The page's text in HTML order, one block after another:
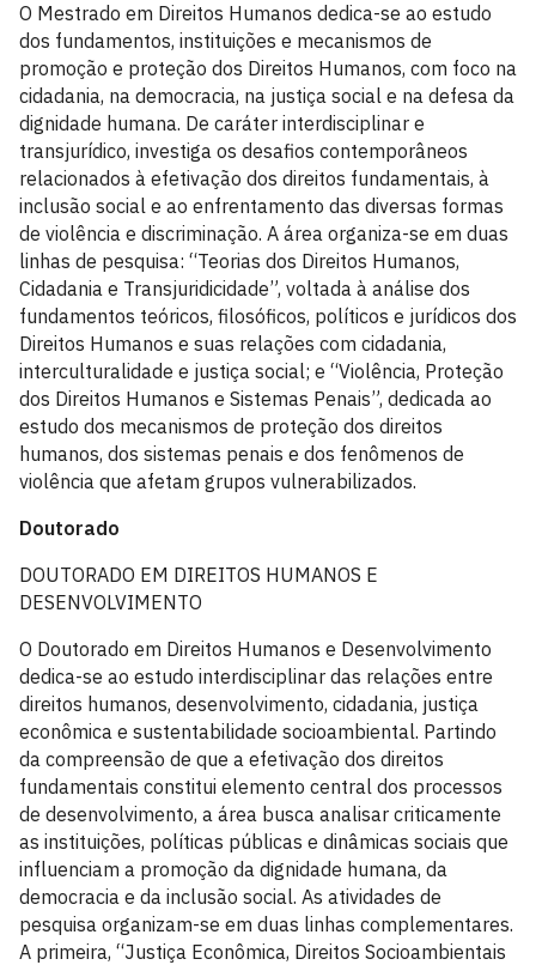
O Mestrado em Direitos Humanos dedica-se ao estudo
dos fundamentos, instituições e mecanismos de
promoção e proteção dos Direitos Humanos, com foco na
cidadania, na democracia, na justiça social e na defesa da
dignidade humana. De caráter interdisciplinar e
transjurídico, investiga os desafios contemporâneos
relacionados à efetivação dos direitos fundamentais, à
inclusão social e ao enfrentamento das diversas formas
de violência e discriminação. A área organiza-se em duas
linhas de pesquisa: “Teorias dos Direitos Humanos,
Cidadania e Transjuridicidade”, voltada à análise dos
fundamentos teóricos, filosóficos, políticos e jurídicos dos
Direitos Humanos e suas relações com cidadania,
interculturalidade e justiça social; e “Violência, Proteção
dos Direitos Humanos e Sistemas Penais”, dedicada ao
estudo dos mecanismos de proteção dos direitos
humanos, dos sistemas penais e dos fenômenos de
violência que afetam grupos vulnerabilizados.
Doutorado
DOUTORADO EM DIREITOS HUMANOS E
DESENVOLVIMENTO
O Doutorado em Direitos Humanos e Desenvolvimento
dedica-se ao estudo interdisciplinar das relações entre
direitos humanos, desenvolvimento, cidadania, justiça
econômica e sustentabilidade socioambiental. Partindo
da compreensão de que a efetivação dos direitos
fundamentais constitui elemento central dos processos
de desenvolvimento, a área busca analisar criticamente
as instituições, políticas públicas e dinâmicas sociais que
influenciam a promoção da dignidade humana, da
democracia e da inclusão social. As atividades de
pesquisa organizam-se em duas linhas complementares.
A primeira, “Justiça Econômica, Direitos Socioambientais